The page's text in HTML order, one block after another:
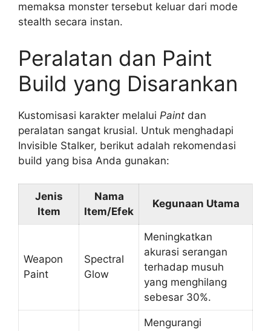
memaksa monster tersebut keluar dari mode
stealth secara instan.
Peralatan dan Paint
Build yang Disarankan
Kustomisasi karakter melalui Paint dan
peralatan sangat krusial. Untuk menghadapi
Invisible Stalker, berikut adalah rekomendasi
build yang bisa Anda gunakan:
Jenis
Item
Nama
Item/Efek
Kegunaan Utama
Weapon
Paint
Spectral
Glow
Meningkatkan
akurasi serangan
terhadap musuh
yang menghilang
sebesar 30%.
Mengurangi